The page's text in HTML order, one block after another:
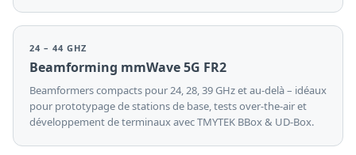
24 – 44 GHZ
Beamforming mmWave 5G FR2
Beamformers compacts pour 24, 28, 39 GHz et au-delà – idéaux
pour prototypage de stations de base, tests over-the-air et
développement de terminaux avec TMYTEK BBox & UD-Box.